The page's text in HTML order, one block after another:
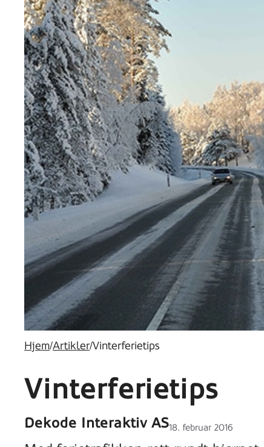
Hjem/Artikler/Vinterferietips
Vinterferietips
Dekode Interaktiv ASLagt
18. februar 2016